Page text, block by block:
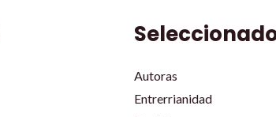
Autoras
Entrerrianidad